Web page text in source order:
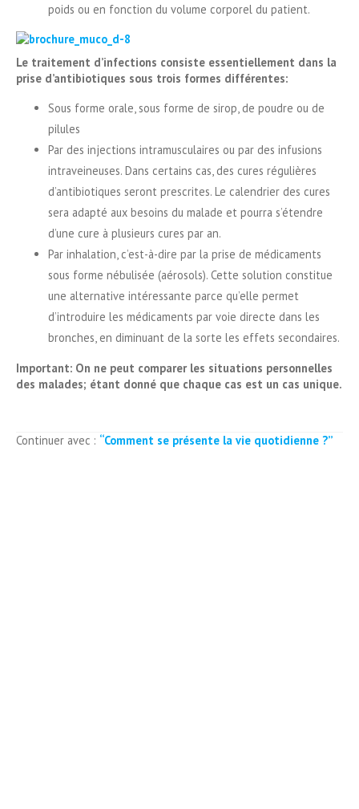
poids ou en fonction du volume corporel du patient.
Le traitement d’infections consiste essentiellement dans la
prise d’antibiotiques sous trois formes différentes:
Sous forme orale, sous forme de sirop, de poudre ou de
pilules
Par des injections intramusculaires ou par des infusions
intraveineuses. Dans certains cas, des cures régulières
d’antibiotiques seront prescrites. Le calendrier des cures
sera adapté aux besoins du malade et pourra s’étendre
d’une cure à plusieurs cures par an.
Par inhalation, c’est-à-dire par la prise de médicaments
sous forme nébulisée (aérosols). Cette solution constitue
une alternative intéressante parce qu’elle permet
d’introduire les médicaments par voie directe dans les
bronches, en diminuant de la sorte les effets secondaires.
Important: On ne peut comparer les situations personnelles
des malades; étant donné que chaque cas est un cas unique.
Continuer avec : “Comment se présente la vie quotidienne ?”